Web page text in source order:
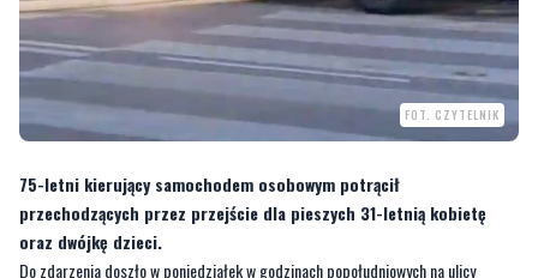
75-letni kierujący samochodem osobowym potrącił